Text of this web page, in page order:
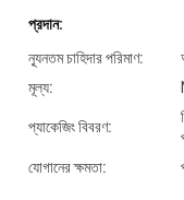
প্রদান:
ন্যূনতম চাহিদার পরিমাণ:
মূল্য:
প্যাকেজিং বিবরণ:
যোগানের ক্ষমতা: